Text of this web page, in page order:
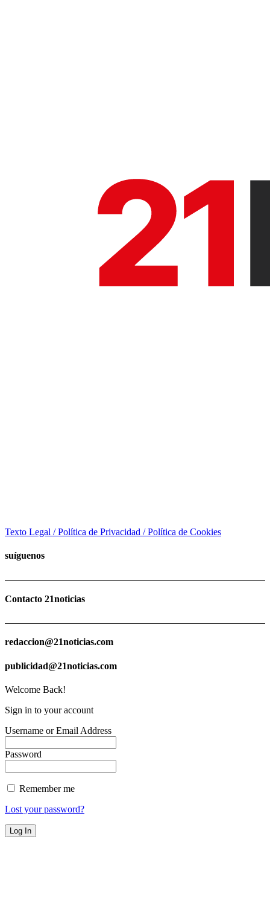
Texto Legal / Política de Privacidad / Política de Cookies
suíguenos
Contacto 21noticias
redaccion@21noticias.com
publicidad@21noticias.com
Welcome Back!
Sign in to your account
Username or Email Address
Password
Remember me
Lost your password?